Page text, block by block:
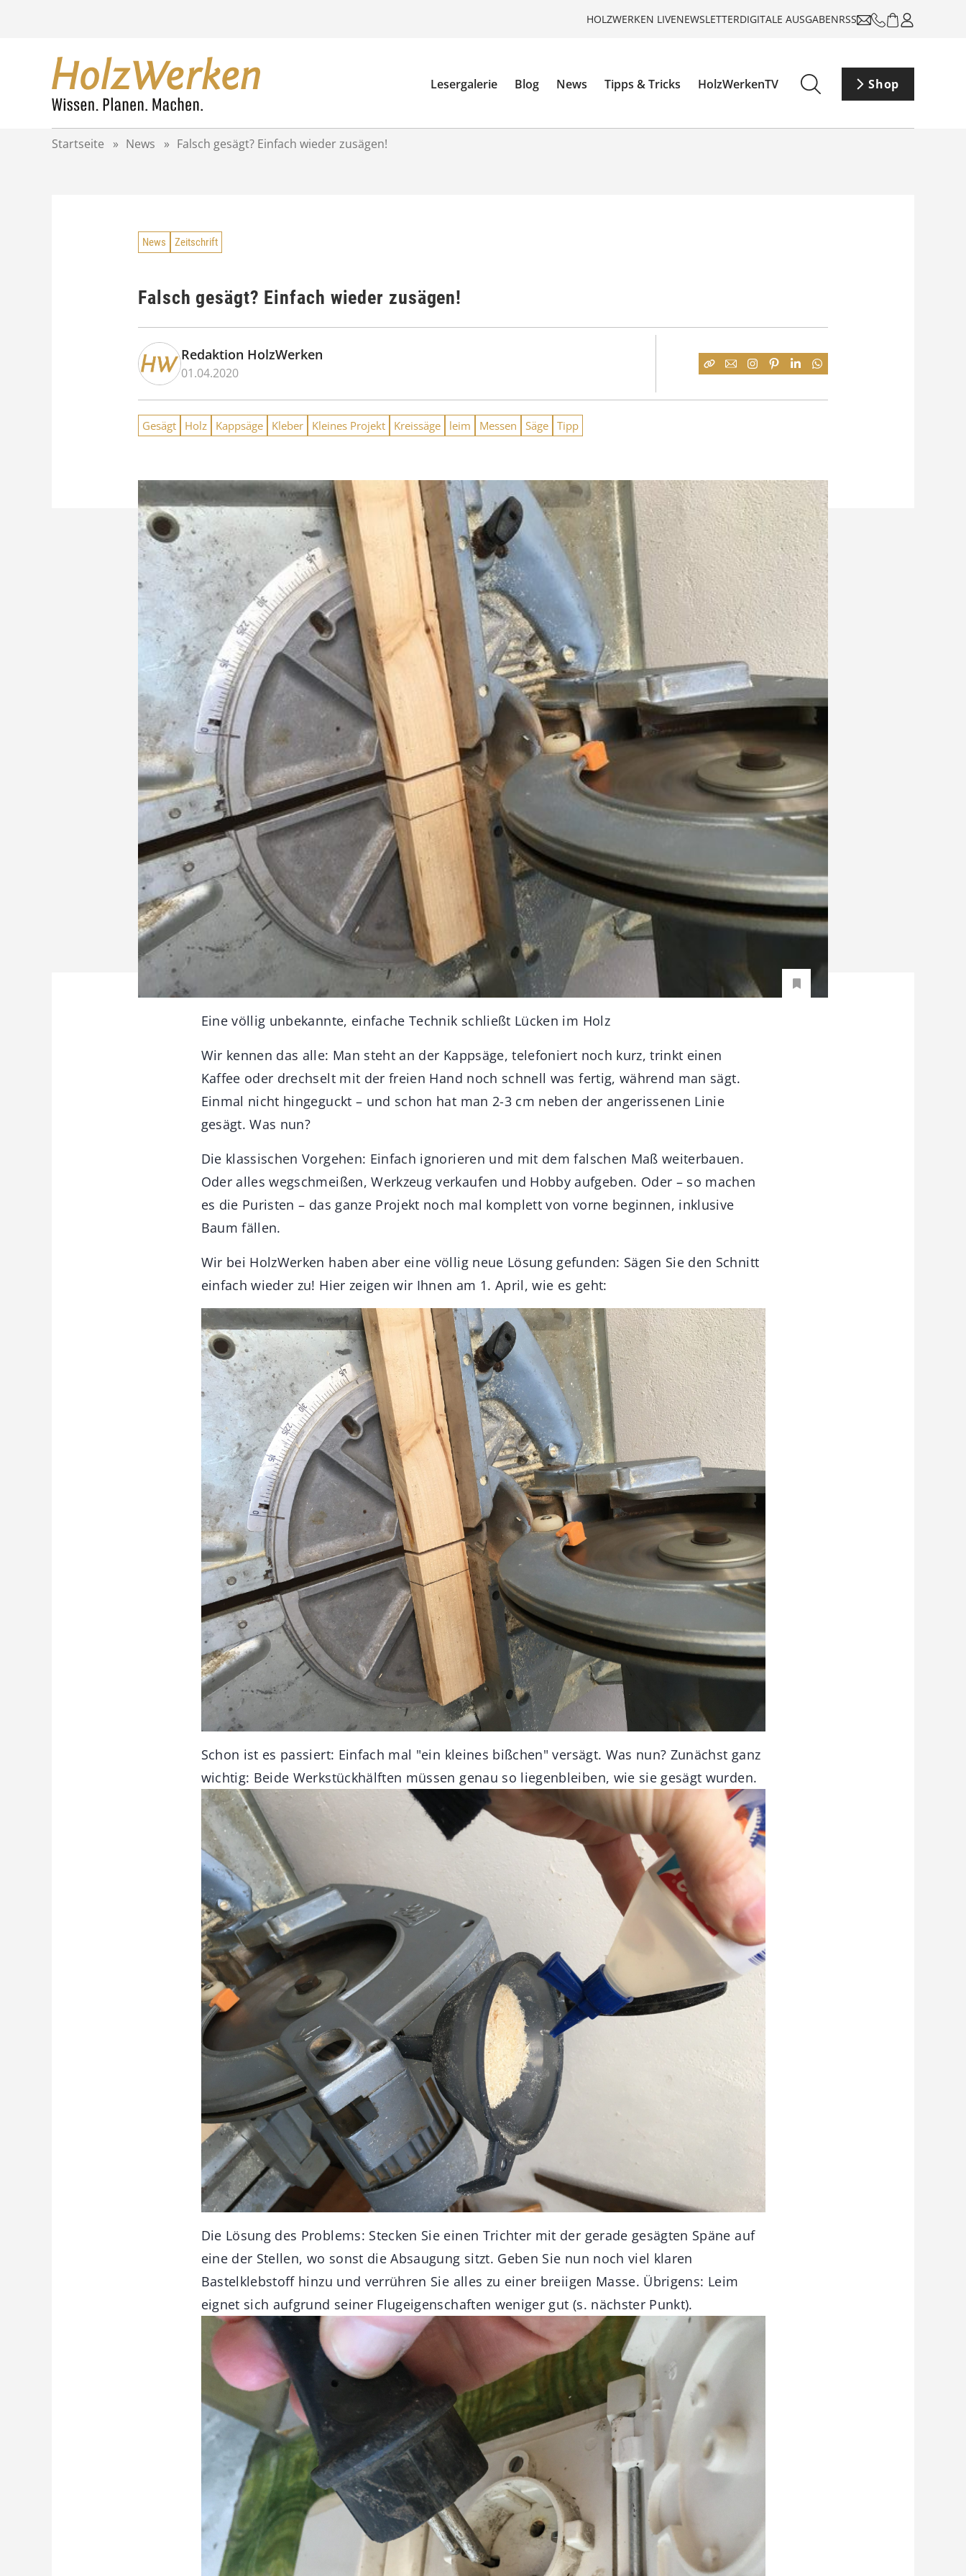
HOLZWERKEN LIVENEWSLETTERDIGITALE AUSGABENRSS
Lesergalerie Blog News Tipps & Tricks HolzWerkenTV Shop
Startseite » News » Falsch gesägt? Einfach wieder zusägen!
News Zeitschrift
Falsch gesägt? Einfach wieder zusägen!
Redaktion HolzWerken
01.04.2020
Gesägt Holz Kappsäge Kleber Kleines Projekt Kreissäge leim Messen Säge Tipp
Eine völlig unbekannte, einfache Technik schließt Lücken im Holz
Wir kennen das alle: Man steht an der Kappsäge, telefoniert noch kurz, trinkt einen
Kaffee oder drechselt mit der freien Hand noch schnell was fertig, während man sägt.
Einmal nicht hingeguckt – und schon hat man 2-3 cm neben der angerissenen Linie
gesägt. Was nun?
Die klassischen Vorgehen: Einfach ignorieren und mit dem falschen Maß weiterbauen.
Oder alles wegschmeißen, Werkzeug verkaufen und Hobby aufgeben. Oder – so machen
es die Puristen – das ganze Projekt noch mal komplett von vorne beginnen, inklusive
Baum fällen.
Wir bei HolzWerken haben aber eine völlig neue Lösung gefunden: Sägen Sie den Schnitt
einfach wieder zu! Hier zeigen wir Ihnen am 1. April, wie es geht:
Schon ist es passiert: Einfach mal "ein kleines bißchen" versägt. Was nun? Zunächst ganz
wichtig: Beide Werkstückhälften müssen genau so liegenbleiben, wie sie gesägt wurden.
Die Lösung des Problems: Stecken Sie einen Trichter mit der gerade gesägten Späne auf
eine der Stellen, wo sonst die Absaugung sitzt. Geben Sie nun noch viel klaren
Bastelklebstoff hinzu und verrühren Sie alles zu einer breiigen Masse. Übrigens: Leim
eignet sich aufgrund seiner Flugeigenschaften weniger gut (s. nächster Punkt).